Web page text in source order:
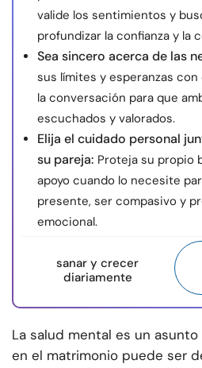
valide los sentimientos y
profundizar la confianza y la
Sea sincero acerca de las
sus límites y esperanzas
la conversación para que
escuchados y valorados.
Elija el cuidado personal
su pareja: Proteja su propio
apoyo cuando lo necesite
presente, ser compasivo y
emocional.
sanar y crecer
diariamente
La salud mental es un
en el matrimonio puede ser